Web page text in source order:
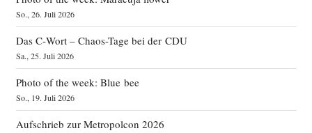
So., 26. Juli 2026
Das C‑Wort – Chaos-Tage bei der CDU
Sa., 25. Juli 2026
Photo of the week: Blue bee
So., 19. Juli 2026
Aufschrieb zur Metropolcon 2026